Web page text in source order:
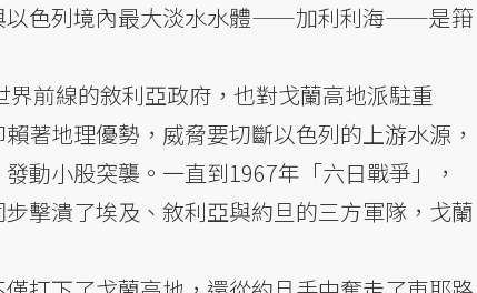
以色列境內最大淡水水體——加利利海——是箝
前線的敘利亞政府，也對戈蘭高地派駐重
著地理優勢，威脅要切斷以色列的上游水源，
動小股突襲。一直到1967年「六日戰爭」，
擊潰了埃及、敘利亞與約旦的三方軍隊，戈蘭